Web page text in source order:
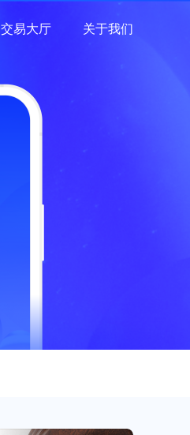
交易大厅 关于我们